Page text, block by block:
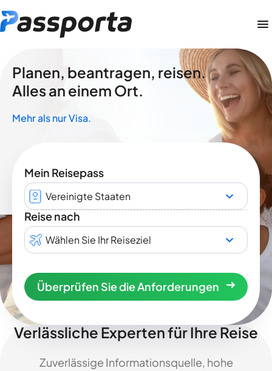
Planen, beantragen, reisen.
Alles an einem Ort.
Mehr als nur Visa.
Mein Reisepass
Vereinigte Staaten
Reise nach
Wählen Sie Ihr Reiseziel
Überprüfen Sie die Anforderungen
Verlässliche Experten für Ihre Reise
Zuverlässige Informationsquelle, hohe